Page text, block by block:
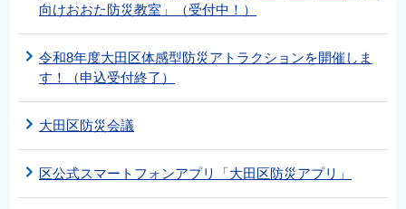
向けおおた防災教室」（受付中！）
令和8年度大田区体感型防災アトラクションを開催しま
す！（申込受付終了）
大田区防災会議
区公式スマートフォンアプリ「大田区防災アプリ」